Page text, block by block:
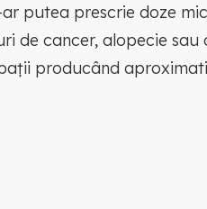
putea prescrie doze
de cancer, alopecie sau
producând